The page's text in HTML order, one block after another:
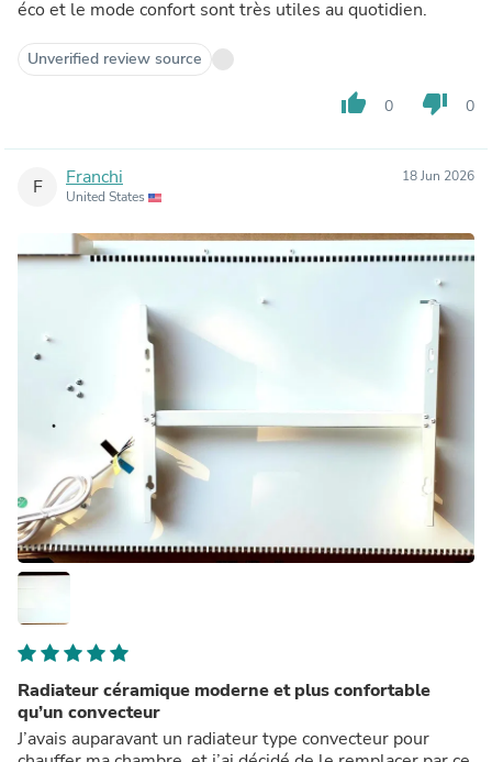
éco et le mode confort sont très utiles au quotidien.
Unverified review source
thumb_up 0 thumb_down 0
F Franchi
United States
18 Jun 2026
Radiateur céramique moderne et plus confortable
qu’un convecteur
J’avais auparavant un radiateur type convecteur pour